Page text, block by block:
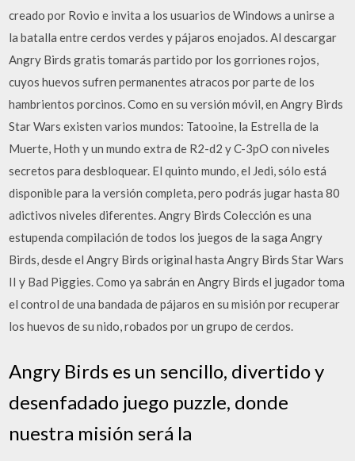
creado por Rovio e invita a los usuarios de Windows a unirse a
la batalla entre cerdos verdes y pájaros enojados. Al descargar
Angry Birds gratis tomarás partido por los gorriones rojos,
cuyos huevos sufren permanentes atracos por parte de los
hambrientos porcinos. Como en su versión móvil, en Angry Birds
Star Wars existen varios mundos: Tatooine, la Estrella de la
Muerte, Hoth y un mundo extra de R2-d2 y C-3pO con niveles
secretos para desbloquear. El quinto mundo, el Jedi, sólo está
disponible para la versión completa, pero podrás jugar hasta 80
adictivos niveles diferentes. Angry Birds Colección es una
estupenda compilación de todos los juegos de la saga Angry
Birds, desde el Angry Birds original hasta Angry Birds Star Wars
II y Bad Piggies. Como ya sabrán en Angry Birds el jugador toma
el control de una bandada de pájaros en su misión por recuperar
los huevos de su nido, robados por un grupo de cerdos.
Angry Birds es un sencillo, divertido y
desenfadado juego puzzle, donde
nuestra misión será la